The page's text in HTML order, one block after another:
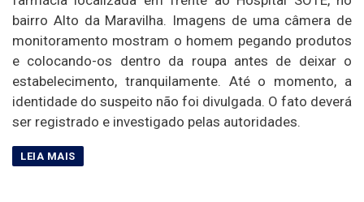
bairro Alto da Maravilha. Imagens de uma câmera de
monitoramento mostram o homem pegando produtos
e colocando-os dentro da roupa antes de deixar o
estabelecimento, tranquilamente. Até o momento, a
identidade do suspeito não foi divulgada. O fato deverá
ser registrado e investigado pelas autoridades.